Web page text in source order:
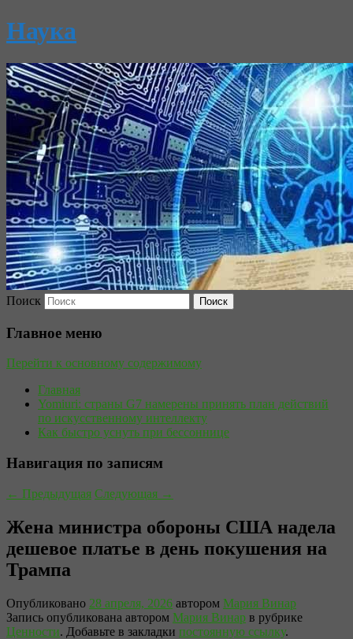
Наука
Поиск
Главное меню
Перейти к основному содержимому
Главная
Yomiuri: страны G7 намерены принять план действий
по искусственному интеллекту
Как быстро уснуть при бессоннице
Навигация по записям
← Предыдущая Следующая →
Жена министра обороны США надела
дешевое платье в день покушения на
Трампа
Опубликовано 28 апреля, 2026 автором Мария Винар
Запись опубликована автором Мария Винар в рубрике
Ценности. Добавьте в закладки постоянную ссылку.